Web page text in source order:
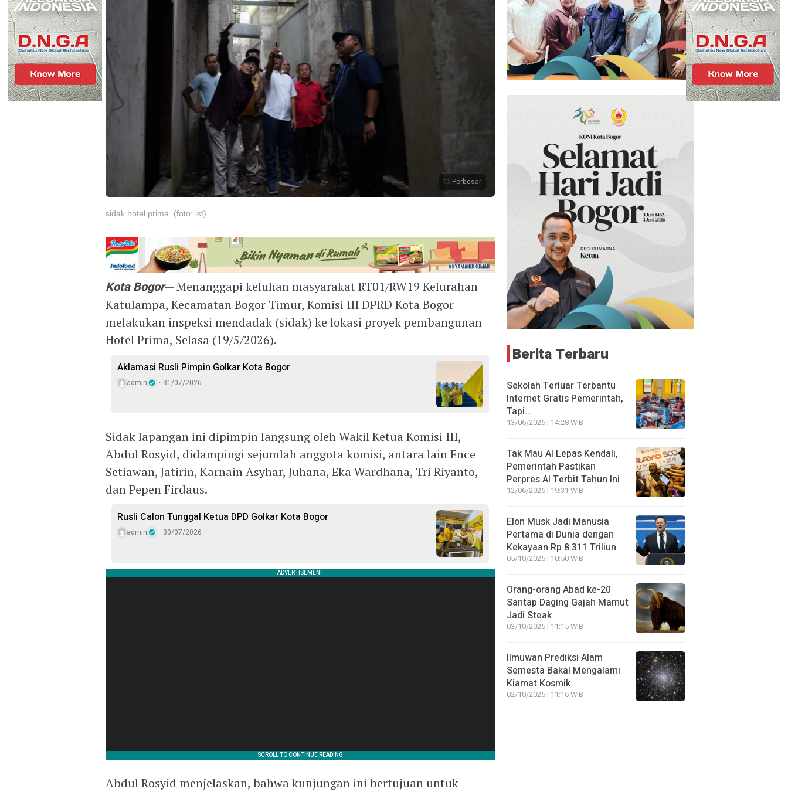
Perbesar
sidak hotel prima. (foto: ist)
Kota Bogor— Menanggapi keluhan masyarakat RT01/RW19 Kelurahan
Katulampa, Kecamatan Bogor Timur, Komisi III DPRD Kota Bogor
melakukan inspeksi mendadak (sidak) ke lokasi proyek pembangunan
Hotel Prima, Selasa (19/5/2026).
Aklamasi Rusli Pimpin Golkar Kota Bogor
admin 31/07/2026
​Sidak lapangan ini dipimpin langsung oleh Wakil Ketua Komisi III,
Abdul Rosyid, didampingi sejumlah anggota komisi, antara lain Ence
Setiawan, Jatirin, Karnain Asyhar, Juhana, Eka Wardhana, Tri Riyanto,
dan Pepen Firdaus.
Rusli Calon Tunggal Ketua DPD Golkar Kota Bogor
admin 30/07/2026
​Abdul Rosyid menjelaskan, bahwa kunjungan ini bertujuan untuk
Berita Terbaru
Sekolah Terluar Terbantu
Internet Gratis Pemerintah,
Tapi…
13/06/2026 | 14:28 WIB
Tak Mau AI Lepas Kendali,
Pemerintah Pastikan
Perpres AI Terbit Tahun Ini
12/06/2026 | 19:31 WIB
Elon Musk Jadi Manusia
Pertama di Dunia dengan
Kekayaan Rp 8.311 Triliun
05/10/2025 | 10:50 WIB
Orang-orang Abad ke-20
Santap Daging Gajah Mamut
Jadi Steak
03/10/2025 | 11:15 WIB
Ilmuwan Prediksi Alam
Semesta Bakal Mengalami
Kiamat Kosmik
02/10/2025 | 11:16 WIB